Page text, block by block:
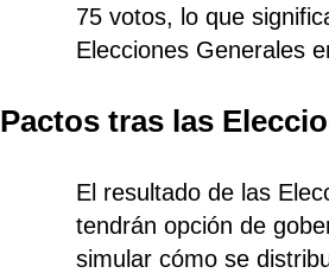
75 votos, lo que
Elecciones Generales
Pactos tras las
El resultado de las
tendrán opción de
simular cómo se